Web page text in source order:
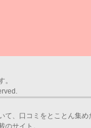
。
、口コミをとことん集め
サイト。